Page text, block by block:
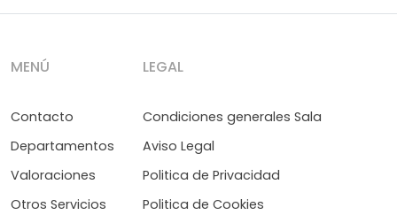
MENÚ
Contacto
Departamentos
Valoraciones
Otros Servicios
LEGAL
Condiciones generales Sala
Aviso Legal
Politica de Privacidad
Politica de Cookies